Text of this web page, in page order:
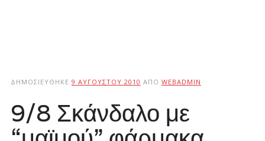
ΔΗΜΟΣΙΕΎΘΗΚΕ 9 ΑΥΓΟΎΣΤΟΥ 2010 ΑΠΌ WEBADMIN
9/8 Σκάνδαλο με